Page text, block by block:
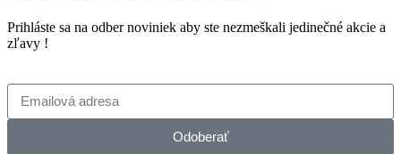
Prihláste sa na odber noviniek aby ste nezmeškali jedinečné akcie a
zľavy !
Odoberať